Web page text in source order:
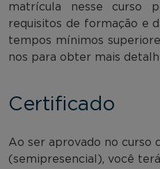
matrícula nesse curso
requisitos de formação e
tempos mínimos
nos para obter mais
Certificado
Ao ser aprovado no curso
(semipresencial), você